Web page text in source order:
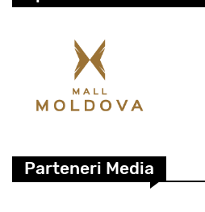
Parteneri Media